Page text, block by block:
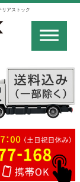
リアストック